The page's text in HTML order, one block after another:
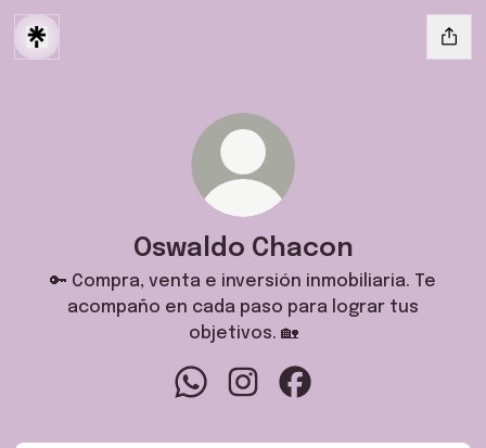
Oswaldo Chacon
🔑 Compra, venta e inversión inmobiliaria. Te
acompaño en cada paso para lograr tus
objetivos. 🏡